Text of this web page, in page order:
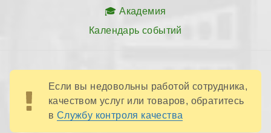
Академия
Календарь событий
Если вы недовольны работой сотрудника,
качеством услуг или товаров, обратитесь
в Службу контроля качества